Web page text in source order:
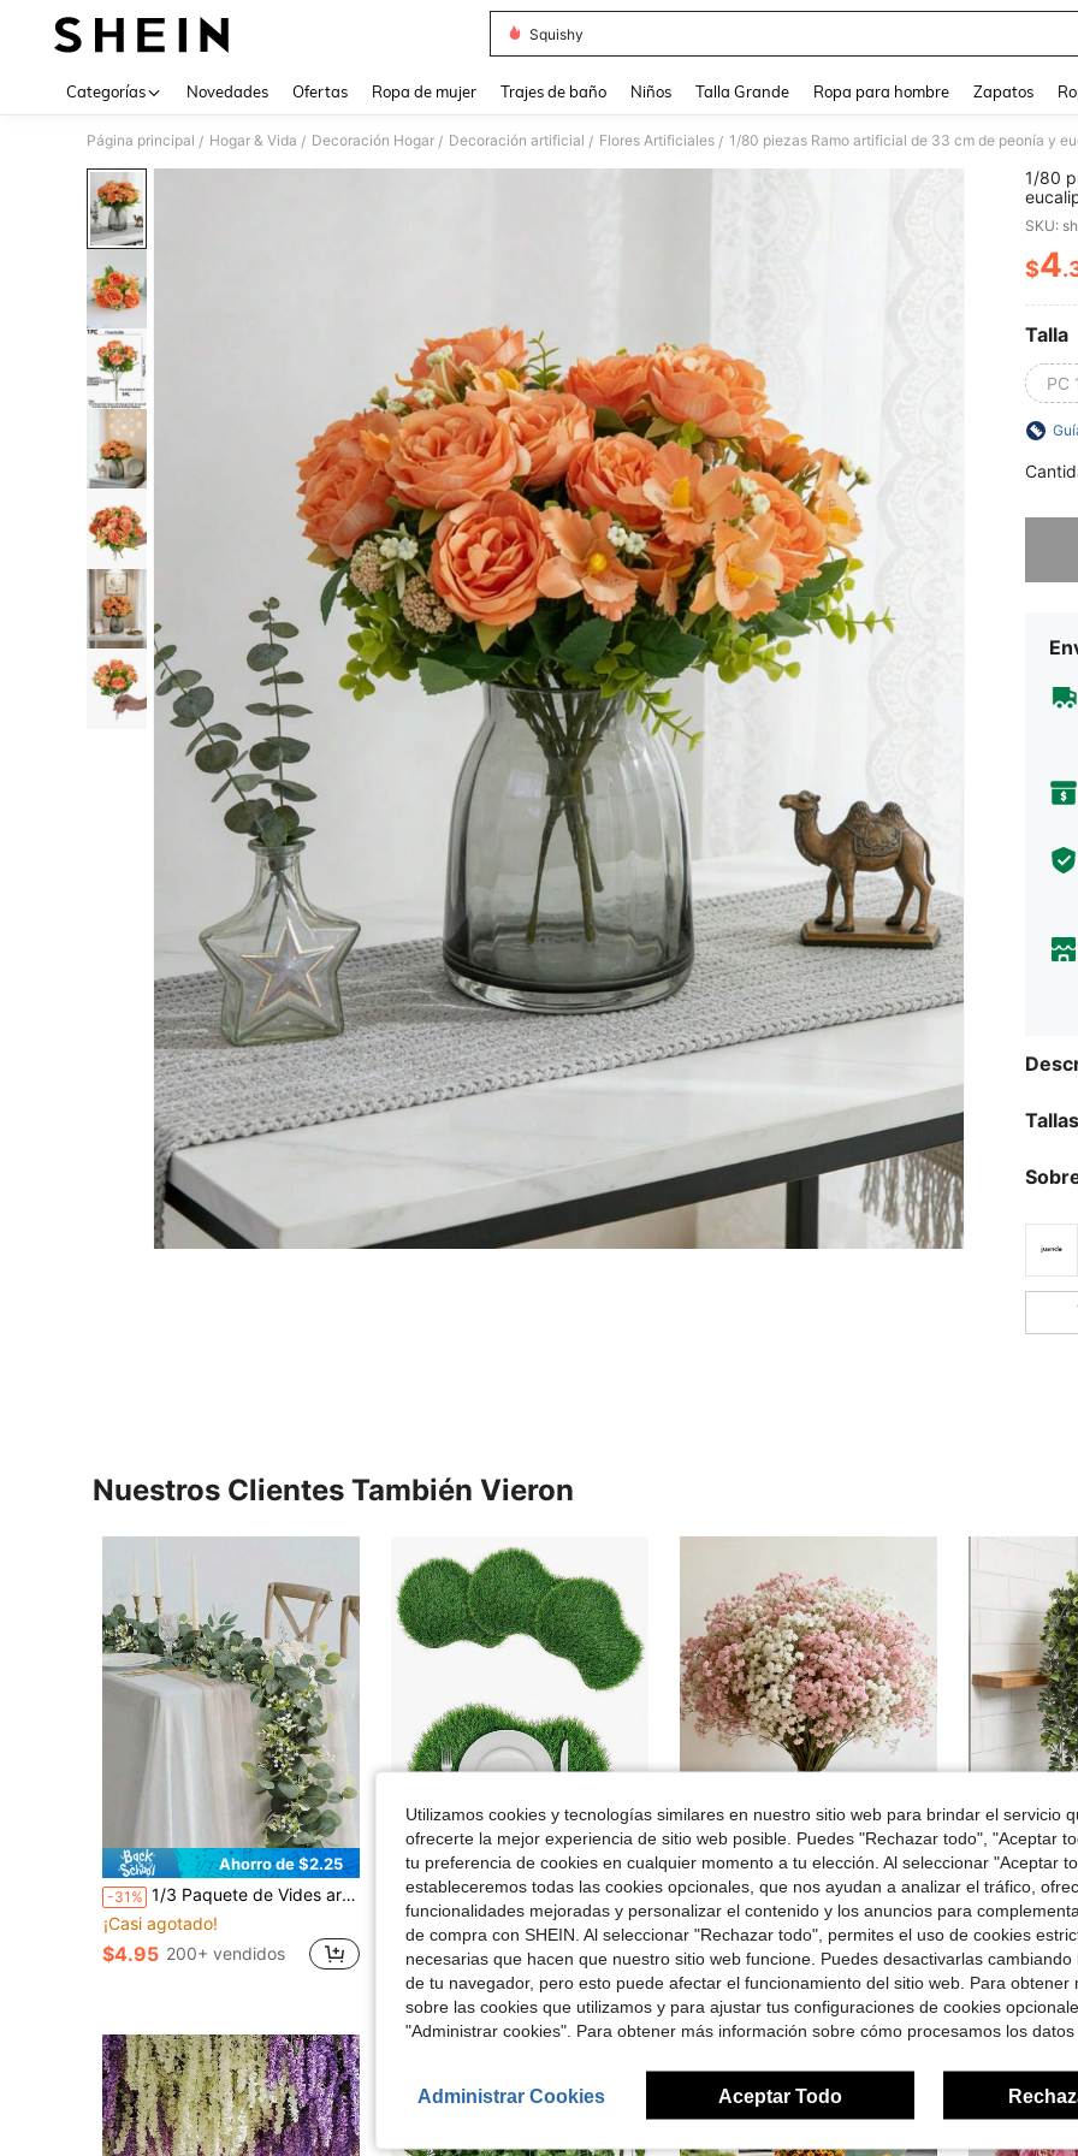
Squishy
Categorías Novedades Ofertas Ropa de mujer Trajes de baño Niños Talla Grande Ropa para hombre Zapatos
Página principal / Hogar & Vida / Decoración Hogar / Decoración artificial / Flores Artificiales /
1/80
al aire
de
SKU:
$4
Talla
PC
Nuestros Clientes También Vieron
Ahorro de $2.25
-31% 1/3 Paquete de Vides artificiales de Eucalipto Blanco y Flor de Novia para decoración, Hojas de Eucalipto de Dólar de Plata adecuadas para Navidad, Hogar, Pared, Boda, Centro de Mesa, Ducha, Decoración Interior y Exterior, Regalo de Primavera y Verano
¡Casi agotado!
$4.95 200+ vendidos
Ahorro de $1.27
-33% 1/4/6 piezas Manteles individuales de césped artificial, camino de mesa de césped sintético verde, decoración de centro de mesa para fiesta temática de deportes, boda, baby shower, entusiastas del golf, decoración de mesa, regalo
¡Casi agotado!
$2.63 100+ vendidos
-33% 20 piezas/40 piezas Flores artificiales de aliento de bebé, ramo de gypsophila de tacto real, flores de plástico falsas para ramo de novia de boda, decoración del hogar y fiesta, arreglo floral DIY, ramo de novia de boda, decoración del hogar, accesorios DIY para decoración del hogar de fiesta de boda, Día de San Valentín, regalo, ceremonia de graduación - ¡Flores de plástico! Navidad
¡Casi agotado!
$1.20 100+ vendidos
-33% 3/1 pieza Plantas de helecho artificiales colgantes, follaje colgante falso, hojas de helecho colgantes falsas, hojas
$2.55 200+
Utilizamos cookies y tecnologías similares en nuestro sitio web para brindar el servicio
ofrecerte la mejor experiencia de sitio web posible. Puedes "Rechazar todo", "Aceptar
tu preferencia de cookies en cualquier momento a tu elección. Al seleccionar "Aceptar
estableceremos todas las cookies opcionales, que nos ayudan a analizar el tráfico,
funcionalidades mejoradas y personalizar el contenido y los anuncios para
de compra con SHEIN. Al seleccionar "Rechazar todo", permites el uso de cookies
necesarias que hacen que nuestro sitio web funcione. Puedes desactivarlas cambiando
de tu navegador, pero esto puede afectar el funcionamiento del sitio web. Para obtener
sobre las cookies que utilizamos y para ajustar tus configuraciones de cookies
"Administrar cookies". Para obtener más información sobre cómo procesamos los datos
Administrar Cookies Aceptar Todo